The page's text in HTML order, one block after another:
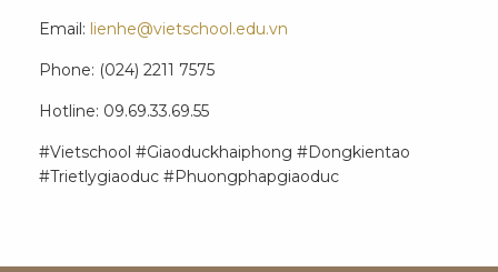
Email: lienhe@vietschool.edu.vn
Phone: (024) 2211 7575
Hotline: 09.69.33.69.55
#Vietschool #Giaoduckhaiphong #Dongkientao
#Trietlygiaoduc #Phuongphapgiaoduc